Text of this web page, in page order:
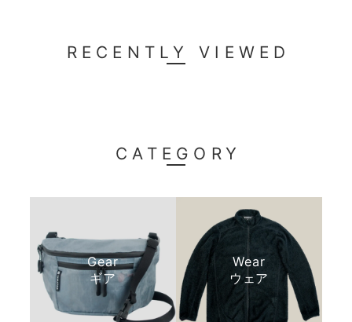
が、Bigタオルをご希望のサイズにカット
面、繊維の特性上、摩擦によって肌を傷
た素材を使用しておりますので、ご自宅
などでの用途に合わせて快適にお使いい
ただければ幸いです。 いただいたご意見
は、用途に合わせた適切な商品選びがで
きるよう、今後のご案内の参考にさせて
いただきます。 今後ともどうぞよろしく
お願いいたします。
RECENTLY VIEWED
CATEGORY
Gear
ギア
Wear
ウェア